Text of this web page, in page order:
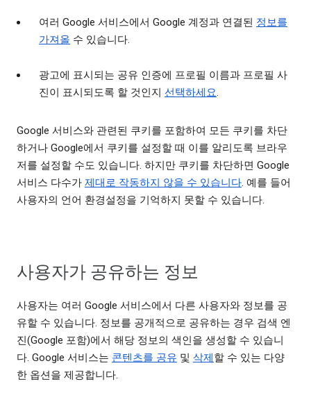
여러 Google 서비스에서 Google 계정과 연결된 정보를
가져올 수 있습니다.
광고에 표시되는 공유 인증에 프로필 이름과 프로필 사
진이 표시되도록 할 것인지 선택하세요.
Google 서비스와 관련된 쿠키를 포함하여 모든 쿠키를 차단
하거나 Google에서 쿠키를 설정할 때 이를 알리도록 브라우
저를 설정할 수도 있습니다. 하지만 쿠키를 차단하면 Google
서비스 다수가 제대로 작동하지 않을 수 있습니다. 예를 들어
사용자의 언어 환경설정을 기억하지 못할 수 있습니다.
사용자가 공유하는 정보
사용자는 여러 Google 서비스에서 다른 사용자와 정보를 공
유할 수 있습니다. 정보를 공개적으로 공유하는 경우 검색 엔
진(Google 포함)에서 해당 정보의 색인을 생성할 수 있습니
다. Google 서비스는 콘텐츠를 공유 및 삭제할 수 있는 다양
한 옵션을 제공합니다.